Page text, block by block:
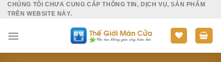
SkipCHÚNG TÔI CHƯA CUNG CẤP THÔNG TIN, DỊCH VỤ, SẢN PHẨM
TRÊN WEBSITE NÀY.